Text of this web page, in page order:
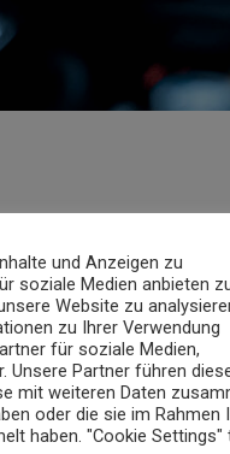
INFOS
und Anzeigen zu
soziale Medien anbieten
Website zu
zu Ihrer Verwendung
für soziale Medien,
Unsere Partner führen
mit weiteren Daten
oder die sie im Rahmen
haben. "Cookie Settings"